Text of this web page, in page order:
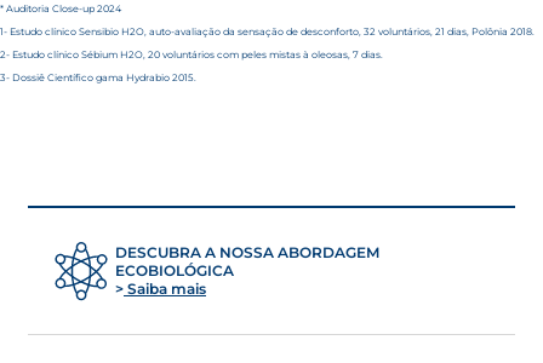
* Auditoria Close-up 2024
1- Estudo clínico Sensibio H2O, auto-avaliação da sensação de desconforto, 32 voluntários, 21 dias, Polônia 2018.
2- Estudo clínico Sébium H2O, 20 voluntários com peles mistas à oleosas, 7 dias.
3- Dossiê Científico gama Hydrabio 2015.
DESCUBRA A NOSSA ABORDAGEM
ECOBIOLÓGICA
Saiba mais